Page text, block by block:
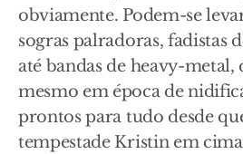
obviamente. Podem-se
sogras palradoras, fadistas
até bandas de heavy-metal,
mesmo em época de
prontos para tudo desde
tempestade Kristin em